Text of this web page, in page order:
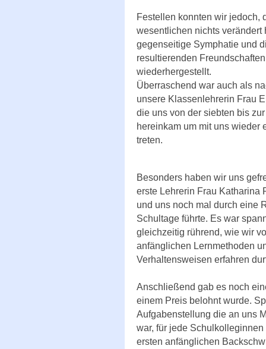
Festellen konnten wir jedoch,
wesentlichen nichts verändert
gegenseitige Symphatie und
resultierenden
wiederhergestellt.
Überraschend war auch als
unsere Klassenlehrerin Frau
die uns von der siebten bis
hereinkam um mit uns wieder
treten.
Besonders haben wir uns
erste Lehrerin Frau Katharina
und uns noch mal durch eine
Schultage führte. Es war
gleichzeitig rührend, wie wir
anfänglichen Lernmethoden
Verhaltensweisen erfahren
Anschließend gab es noch
einem Preis belohnt wurde.
Aufgabenstellung die an uns
war, für jede
ersten anfänglichen